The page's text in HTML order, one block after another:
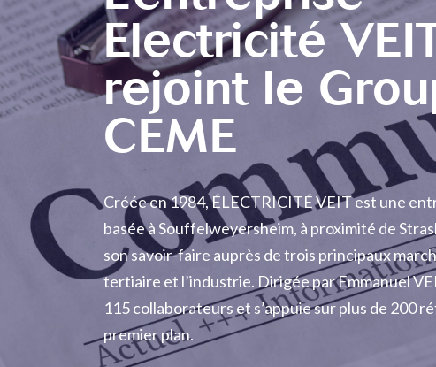
Electricité
rejoint le
CEME
Créée en 1984, ÉLECTRICITÉ VEIT est une
basée à Souffelweyersheim, à proximité de
son savoir-faire auprès de trois principaux
tertiaire et l’industrie. Dirigée par Emmanuel
115 collaborateurs et s’appuie sur plus de 200
premier plan.